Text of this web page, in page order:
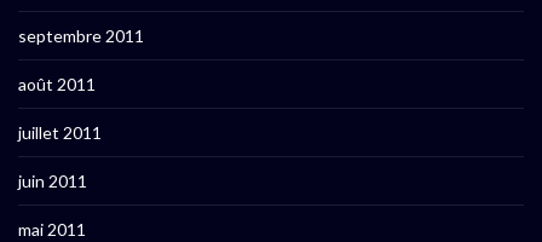
septembre 2011
août 2011
juillet 2011
juin 2011
mai 2011